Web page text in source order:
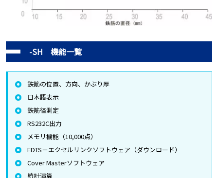
-SH 機能一覧
鉄筋の位置、方向、かぶり厚
日本語表示
鉄筋径測定
RS232C出力
メモリ機能（10,000点）
EDTS＋エクセルリンクソフトウェア（ダウンロード）
Cover Masterソフトウェア
統計演算